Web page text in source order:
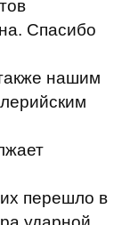
Спасибо
нашим
перешло в